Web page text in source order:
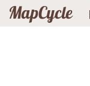
MapCycle